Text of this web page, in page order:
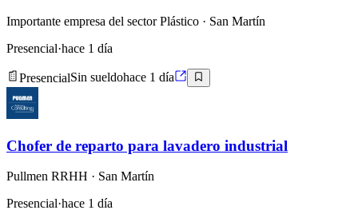
Importante empresa del sector Plástico · San Martín
Presencial·hace 1 día
PresencialSin sueldohace 1 día
Chofer de reparto para lavadero industrial
Pullmen RRHH · San Martín
Presencial·hace 1 día